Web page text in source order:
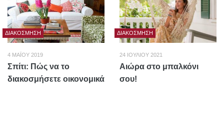
ΔΙΑΚΌΣΜΗΣΗ
4 ΜΑΪ́ΟΥ 2019
Σπίτι: Πώς να το
διακοσμήσετε οικονομικά
ΔΙΑΚΌΣΜΗΣΗ
24 ΙΟΥΛΊΟΥ 2021
Αιώρα στο μπαλκόνι
σου!